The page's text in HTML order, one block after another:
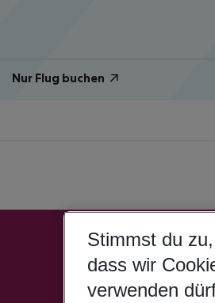
Nur Flug buchen
Stimmst du zu,
dass wir
verwenden